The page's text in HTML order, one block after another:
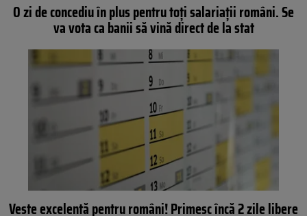
O zi de concediu în plus pentru toți salariații români. Se
va vota ca banii să vină direct de la stat
Veste excelentă pentru români! Primesc încă 2 zile libere